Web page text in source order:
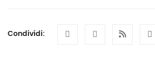
Standard
185
Condividi: